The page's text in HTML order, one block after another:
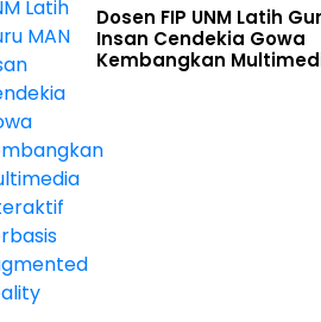
Dosen FIP UNM Latih
Insan Cendekia Gowa
Kembangkan